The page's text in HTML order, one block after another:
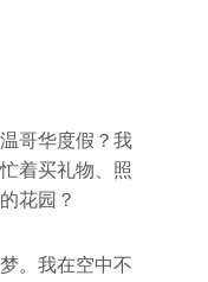
哥华度假？我
着买礼物、照
花园？
。我在空中不